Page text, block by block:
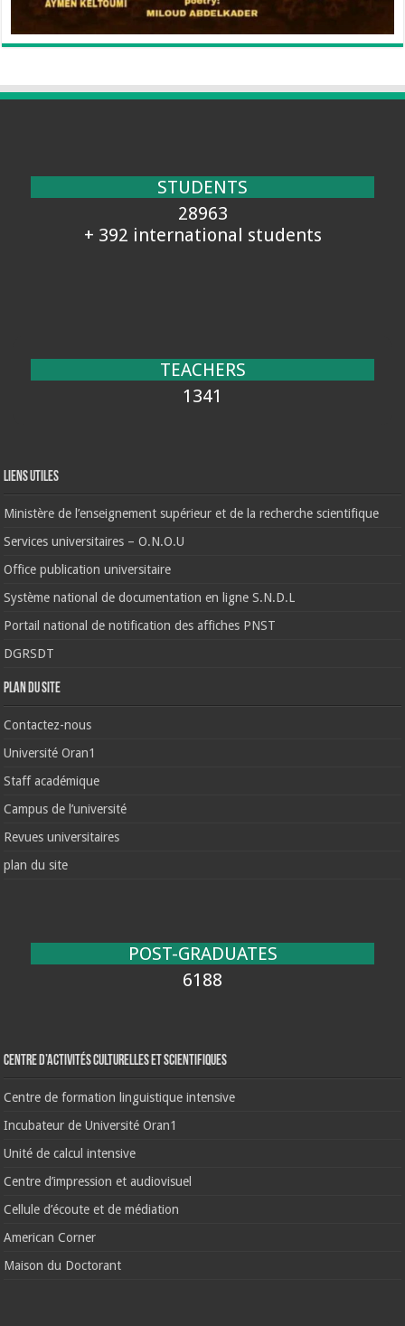
STUDENTS
28963
+ 392 international students
TEACHERS
1341
Liens Utiles
Ministère de l’enseignement supérieur et de la recherche scientifique
Services universitaires – O.N.O.U
Office publication universitaire
Système national de documentation en ligne S.N.D.L
Portail national de notification des affiches PNST
DGRSDT
Plan du site
Contactez-nous
Université Oran1
Staff académique
Campus de l’université
Revues universitaires
plan du site
POST-GRADUATES
6188
Centre d’activités culturelles et scientifiques
Centre de formation linguistique intensive
Incubateur de Université Oran1
Unité de calcul intensive
Centre d’impression et audiovisuel
Cellule d’écoute et de médiation
American Corner
Maison du Doctorant